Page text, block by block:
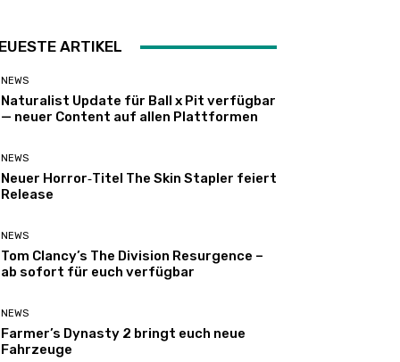
ARTIKEL
NEWS
Naturalist Update für Ball x Pit verfügbar
— neuer Content auf allen Plattformen
NEWS
Neuer Horror‑Titel The Skin Stapler feiert
Release
NEWS
Tom Clancy’s The Division Resurgence –
ab sofort für euch verfügbar
NEWS
Farmer’s Dynasty 2 bringt euch neue
Fahrzeuge